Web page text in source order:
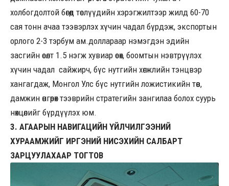
холбогдолтой бөгөөд төслүүдийн хэрэгжилтээр жилд 60-70
сая тонн ачаа тээвэрлэх хүчин чадал бүрдэж, экспортын
орлого 2-3 тэрбум ам.доллараар нэмэгдэн эдийн
засгийн өсөлт 1.5 нэгж хувиар өсөх, боомтын нэвтрүүлэх
хүчин чадал сайжирч, бүс нутгийн хөгжлийн тэнцвэр
хангагдаж, Монгол Улс бүс нутгийн ложистикийн төв,
дамжин өнгөрөх тээврийн стратегийн зангилаа болох суурь
нөхцөлийг бүрдүүлэх юм.
3. АГААРЫН НАВИГАЦИЙН ҮЙЛЧИЛГЭЭНИЙ
ХУРААМЖИЙГ ИРГЭНИЙ НИСЭХИЙН САЛБАРТ
ЗАРЦУУЛАХААР ТОГТОВ